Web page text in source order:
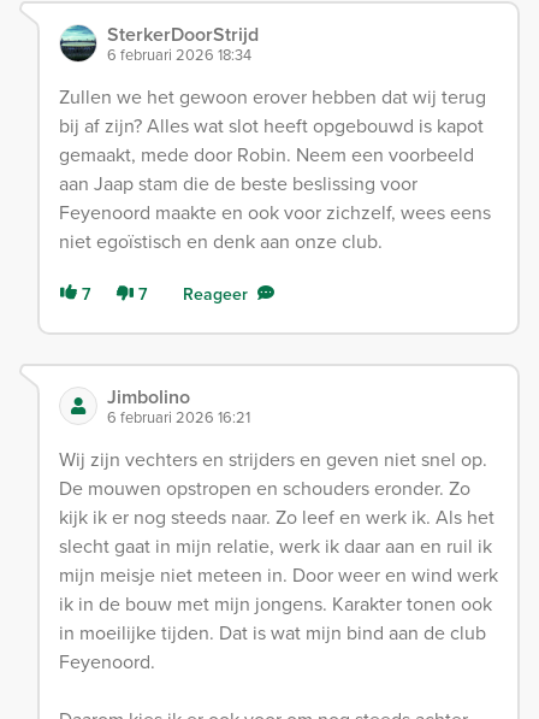
SterkerDoorStrijd
6 februari 2026 18:34
Zullen we het gewoon erover hebben dat wij terug
bij af zijn? Alles wat slot heeft opgebouwd is kapot
gemaakt, mede door Robin. Neem een voorbeeld
aan Jaap stam die de beste beslissing voor
Feyenoord maakte en ook voor zichzelf, wees eens
niet egoïstisch en denk aan onze club.
7 7 Reageer
Jimbolino
6 februari 2026 16:21
Wij zijn vechters en strijders en geven niet snel op.
De mouwen opstropen en schouders eronder. Zo
kijk ik er nog steeds naar. Zo leef en werk ik. Als het
slecht gaat in mijn relatie, werk ik daar aan en ruil ik
mijn meisje niet meteen in. Door weer en wind werk
ik in de bouw met mijn jongens. Karakter tonen ook
in moeilijke tijden. Dat is wat mijn bind aan de club
Feyenoord.